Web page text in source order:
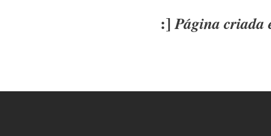
:]Página criada